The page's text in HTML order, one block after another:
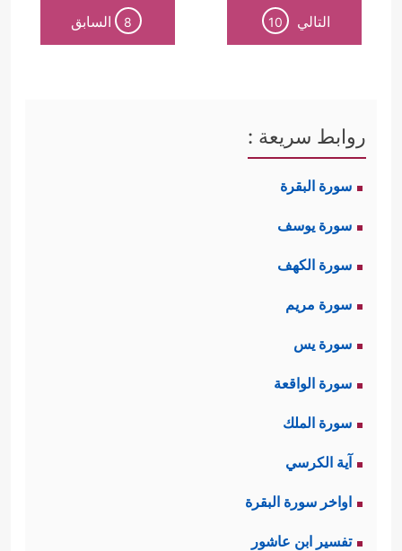
التالي 10
8 السابق
روابط سريعة :
سورة البقرة
سورة يوسف
سورة الكهف
سورة مريم
سورة يس
سورة الواقعة
سورة الملك
آية الكرسي
اواخر سورة البقرة
تفسير ابن عاشور